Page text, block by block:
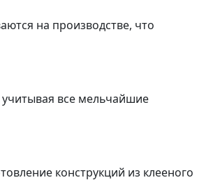
на производстве, что
все мельчайшие
конструкций из клееного